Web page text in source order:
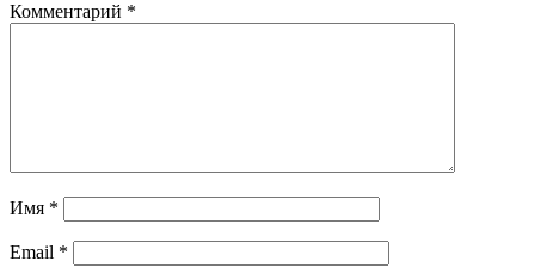
Комментарий *
Имя *
Email *